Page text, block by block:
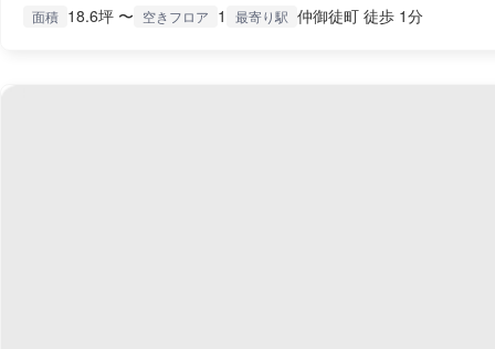
面積 18.6坪 〜 空きフロア 1 最寄り駅 仲御徒町 徒歩 1分